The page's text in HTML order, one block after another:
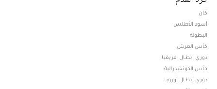
كان
أسود الأطلس
البطولة
كأس العرش
دوري أبطال افريقيا
كأس الكونفيدرالية
دوري أبطال أوروبا